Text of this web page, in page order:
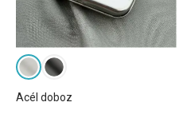
Acél doboz